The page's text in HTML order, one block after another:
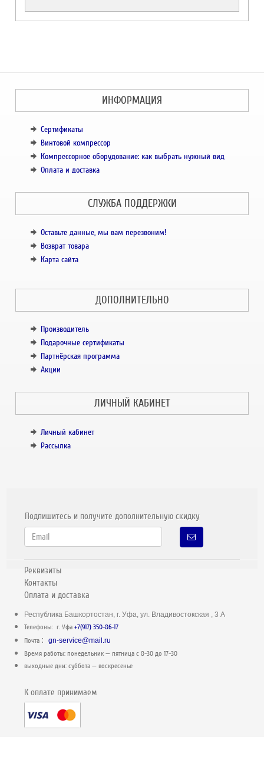
ИНФОРМАЦИЯ
Сертификаты
Винтовой компрессор
Компрессорное оборудование: как выбрать нужный вид
Оплата и доставка
СЛУЖБА ПОДДЕРЖКИ
Оставьте данные, мы вам перезвоним!
Возврат товара
Карта сайта
ДОПОЛНИТЕЛЬНО
Производитель
Подарочные сертификаты
Партнёрская программа
Акции
ЛИЧНЫЙ КАБИНЕТ
Личный кабинет
Рассылка
Подпишитесь и получите дополнительную скидку
Реквизиты
Контакты
Оплата и доставка
Республика Башкортостан, г. Уфа, ул. Владивостокская , 3 А
Телефоны: г. Уфа+7(917) 350-86-17
Почта :gn-service@mail.ru
Время работы: понедельник — пятница c 8-30 до 17-30
выходные дни: суббота — воскресенье
К оплате принимаем